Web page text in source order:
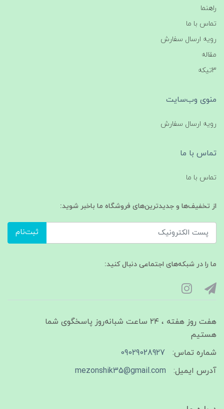
راهنما
تماس با ما
رویه ارسال سفارش
مقاله
3تیکه
منوی وب‌سایت
رویه ارسال سفارش
تماس با ما
تماس با ما
از تخفیف‌ها و جدیدترین‌های فروشگاه ما باخبر شوید:
ثبت‌نام
ما را در شبکه‌های اجتماعی دنبال کنید:
هفت روز هفته ، ۲۴ ساعت شبانه‌روز پاسخگوی شما
هستیم
شماره تماس:
09029028927
آدرس ایمیل:
mezonshik35@gmail.com